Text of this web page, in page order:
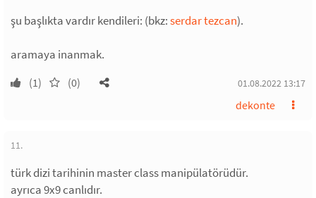
şu başlıkta vardır kendileri: (bkz:serdar tezcan).
aramaya inanmak.
(1) (0) 01.08.2022 13:17
dekonte
11.
türk dizi tarihinin master class manipülatörüdür.
ayrıca 9x9 canlıdır.